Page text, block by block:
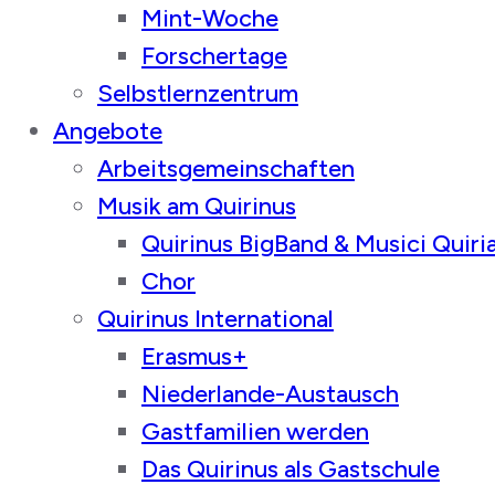
Mint-Woche
Forschertage
Selbstlernzentrum
Angebote
Arbeitsgemeinschaften
Musik am Quirinus
Quirinus BigBand & Musici
Chor
Quirinus International
Erasmus+
Niederlande-Austausch
Gastfamilien werden
Das Quirinus als Gastschule